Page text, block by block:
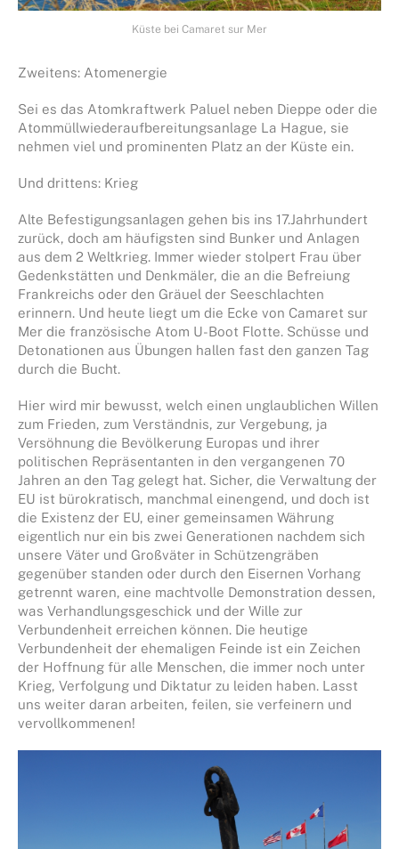
Küste bei Camaret sur Mer
Zweitens: Atomenergie
Sei es das Atomkraftwerk Paluel neben Dieppe oder die
Atommüllwiederaufbereitungsanlage La Hague, sie
nehmen viel und prominenten Platz an der Küste ein.
Und drittens: Krieg
Alte Befestigungsanlagen gehen bis ins 17.Jahrhundert
zurück, doch am häufigsten sind Bunker und Anlagen
aus dem 2 Weltkrieg. Immer wieder stolpert Frau über
Gedenkstätten und Denkmäler, die an die Befreiung
Frankreichs oder den Gräuel der Seeschlachten
erinnern. Und heute liegt um die Ecke von Camaret sur
Mer die französische Atom U-Boot Flotte. Schüsse und
Detonationen aus Übungen hallen fast den ganzen Tag
durch die Bucht.
Hier wird mir bewusst, welch einen unglaublichen Willen
zum Frieden, zum Verständnis, zur Vergebung, ja
Versöhnung die Bevölkerung Europas und ihrer
politischen Repräsentanten in den vergangenen 70
Jahren an den Tag gelegt hat. Sicher, die Verwaltung der
EU ist bürokratisch, manchmal einengend, und doch ist
die Existenz der EU, einer gemeinsamen Währung
eigentlich nur ein bis zwei Generationen nachdem sich
unsere Väter und Großväter in Schützengräben
gegenüber standen oder durch den Eisernen Vorhang
getrennt waren, eine machtvolle Demonstration dessen,
was Verhandlungsgeschick und der Wille zur
Verbundenheit erreichen können. Die heutige
Verbundenheit der ehemaligen Feinde ist ein Zeichen
der Hoffnung für alle Menschen, die immer noch unter
Krieg, Verfolgung und Diktatur zu leiden haben. Lasst
uns weiter daran arbeiten, feilen, sie verfeinern und
vervollkommenen!